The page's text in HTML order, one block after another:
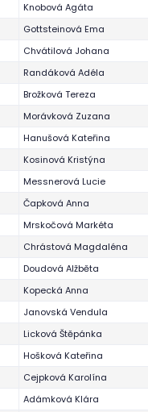
Knobová Agáta
Gottsteinová Ema
Chvátilová Johana
Randáková Adéla
Brožková Tereza
Morávková Zuzana
Hanušová Kateřina
Kosinová Kristýna
Messnerová Lucie
Čapková Anna
Mrskočová Markéta
Chrástová Magdaléna
Doudová Alžběta
Kopecká Anna
Janovská Vendula
Licková Štěpánka
Hošková Kateřina
Cejpková Karolína
Adámková Klára